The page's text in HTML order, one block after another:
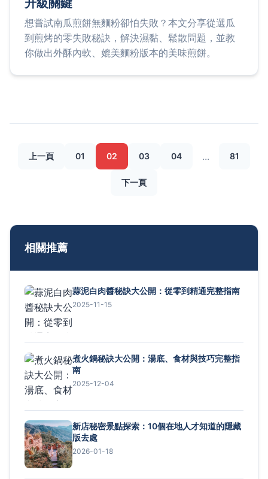
升級關鍵
想嘗試南瓜煎餅無麵粉卻怕失敗？本文分享從選瓜
到煎烤的零失敗秘訣，解決濕黏、鬆散問題，並教
你做出外酥內軟、媲美麵粉版本的美味煎餅。
上一頁 01 02 03 04 ... 81
下一頁
相關推薦
蒜泥白肉醬秘訣大公開：從零到精通完整指南
2025-11-15
煮火鍋秘訣大公開：湯底、食材與技巧完整指
南
2025-12-04
新店秘密景點探索：10個在地人才知道的隱藏
版去處
2026-01-18